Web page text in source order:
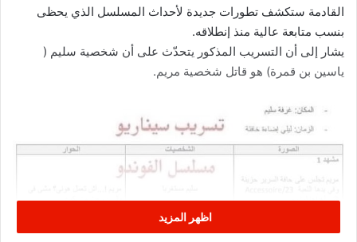
القادمة ستكشف تطورات جديدة لأحداث المسلسل الذي يحظى
بنسب متابعة عالية منذ إنطلاقه.
يشار إلى أن التسريب المذكور يتحدّث على أن شخصية سليم (
ياسين بن قمرة) هو قاتل شخصية مريم.
اظهر المزيد